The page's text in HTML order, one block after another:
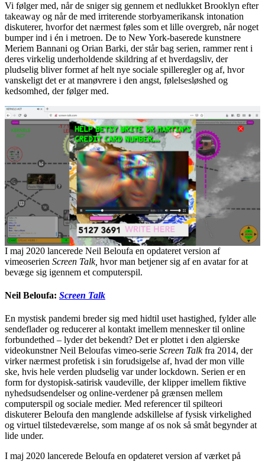
Vi følger med, når de sniger sig gennem et nedlukket Brooklyn efter
takeaway og når de med irriterende storbyamerikansk intonation
diskuterer, hvorfor det nærmest føles som et lille overgreb, når noget
bumper ind i én i metroen. De to New York-baserede kunstnere
Meriem Bannani og Orian Barki, der står bag serien, rammer rent i
deres virkelig underholdende skildring af et hverdagsliv, der
pludselig bliver formet af helt nye sociale spilleregler og af, hvor
vanskeligt det er at manøvrere i den angst, følelsesløshed og
kedsomhed, der følger med.
I maj 2020 lancerede Neil Beloufa en opdateret version af
vimeoserien Screen Talk, hvor man betjener sig af en avatar for at
bevæge sig igennem et computerspil.
Neil Beloufa: Screen Talk
En mystisk pandemi breder sig med hidtil uset hastighed, fylder alle
sendeflader og reducerer al kontakt imellem mennesker til online
forbundethed – lyder det bekendt? Det er plottet i den algierske
videokunstner Neil Beloufas vimeo-serie Screen Talkfra 2014, der
virker nærmest profetisk i sin forudsigelse af, hvad der mon ville
ske, hvis hele verden pludselig var under lockdown. Serien er en
form for dystopisk-satirisk vaudeville, der klipper imellem fiktive
nyhedsudsendelser og online-verdener på grænsen mellem
computerspil og sociale medier. Med referencer til spilteori
diskuterer Beloufa den manglende adskillelse af fysisk virkelighed
og virtuel tilstedeværelse, som mange af os nok så småt begynder at
lide under.
I maj 2020 lancerede Beloufa en opdateret version af værket på